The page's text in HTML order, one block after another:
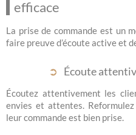
efficace
La prise de commande est un
faire preuve d’écoute active et
Écoute
Écoutez attentivement les
envies et attentes.
leur commande est bien prise.